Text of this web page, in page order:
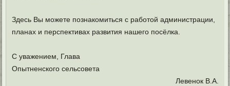
Здесь Вы можете познакомиться с работой администрации,
планах и перспективах развития нашего посёлка.
С уважением, Глава
Опытненского сельсовета
Левенок В.А.